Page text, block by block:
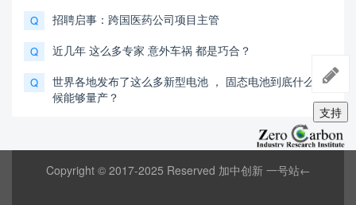
支持
Q 招聘启事：跨国医药公司项目主管
Q 近几年 这么多专家 意外车祸 都是巧合？
Q
世界各地发布了这么多新型电池 ， 固态电池到底什么时
候能够量产？
Copyright © 2017-2025 Reserved 加中创新 一号站←